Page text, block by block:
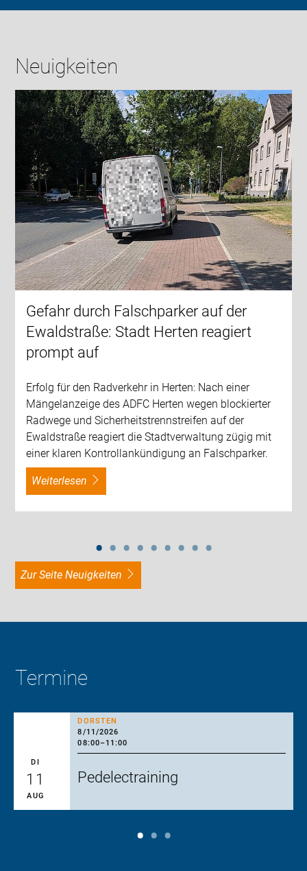
Neuigkeiten
Gefahr durch Falschparker auf der
Ewaldstraße: Stadt Herten reagiert
prompt auf
Erfolg für den Radverkehr in Herten: Nach einer
Mängelanzeige des ADFC Herten wegen blockierter
Radwege und Sicherheitstrennstreifen auf der
Ewaldstraße reagiert die Stadtverwaltung zügig mit
einer klaren Kontrollankündigung an Falschparker.
weiterlesen
zur Seite Neuigkeiten
Termine
DORSTEN
8/11/2026
08:00–11:00
DI
11
AUG
Pedelectraining